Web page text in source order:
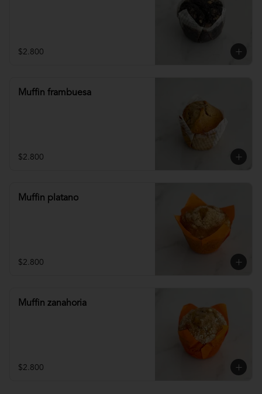
$2.800
Muffin frambuesa
$2.800
Muffin platano
$2.800
Muffin zanahoria
$2.800